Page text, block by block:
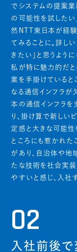
でシステムの提案業
の可能性を試したい
然NTT東日本が経験
てみることに。詳し
きたい」と思うように
私が特に魅力的だと
業を手掛けていると
なる通信インフラが
本の通信インフラを
り、掛け算で新しい
定感と大きな可能性
ところにも惹かれた
があり、自治体や地
たな技術を社会実装
やすいと感じ、入社
02
入社前後で